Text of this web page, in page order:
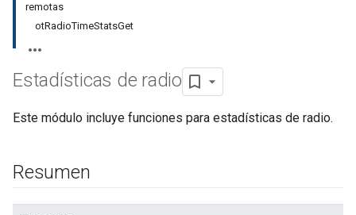
remotas
otRadioTimeStatsGet
Estadísticas de radio
Este módulo incluye funciones para estadísticas de radio.
Resumen